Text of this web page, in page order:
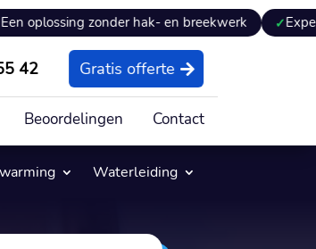
zonder hak- en breekwerk Expertiseverslag
42 Gratis offerte
Beoordelingen Contact
Waterleiding